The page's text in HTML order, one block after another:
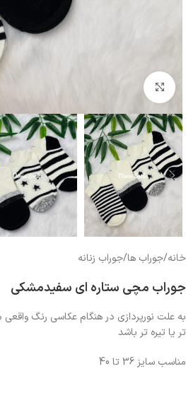
بزرگنمایی تصویر
خانه/جوراب ها/جوراب زنانه
جوراب مچی ستاره ای سفیدمشکی
به علت نورپردازی در هنگام عکاسی رنگ
تر یا تیره تر باشد
مناسب سایز 36 تا 40